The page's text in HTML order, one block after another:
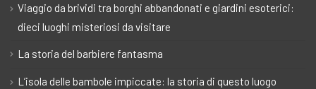
Viaggio da brividi tra borghi abbandonati e giardini esoterici:
dieci luoghi misteriosi da visitare
La storia del barbiere fantasma
L’isola delle bambole impiccate: la storia di questo luogo